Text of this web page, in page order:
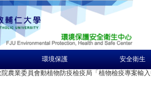
環境保護 安全衛生
院農業委員會動植物防疫檢疫局「植物檢疫專案輸